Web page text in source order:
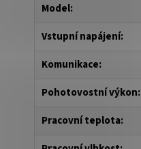
Model:
Vstupní napájení:
Komunikace:
Pohotovostní výkon:
Pracovní teplota: